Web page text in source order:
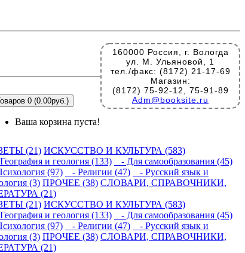
160000 Россия, г. Вологда
ул. М. Ульяновой, 1
тел./факс: (8172) 21-17-69
Магазин:
(8172) 75-92-12, 75-91-89
Adm@booksite.ru
0 (0.00руб.)
Ваша корзина пуста!
(21) ИСКУССТВО И КУЛЬТУРА (583)
и геология (133)
- Для самообразования (45)
(97) - Религии (47)
- Русский язык и
(3) ПРОЧЕЕ (38) СЛОВАРИ, СПРАВОЧНИКИ,
(21)
(21) ИСКУССТВО И КУЛЬТУРА (583)
и геология (133)
- Для самообразования (45)
(97) - Религии (47)
- Русский язык и
(3) ПРОЧЕЕ (38) СЛОВАРИ, СПРАВОЧНИКИ,
(21)